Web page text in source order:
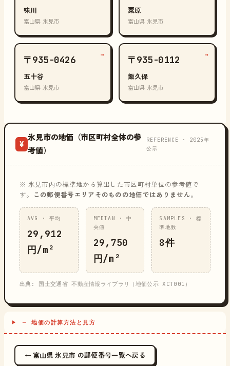
味川
富山県 氷見市
粟原
富山県 氷見市
〒935-0426
五十谷
富山県 氷見市
→ 〒935-0112
飯久保
富山県 氷見市
→
¥
氷見市の地価（市区町村全体の参
考値）
REFERENCE · 2025年
公示
※ 氷見市内の標準地から算出した市区町村単位の参考値で
す。
この郵便番号エリアそのものの地価ではありません。
AVG · 平均
29,912
円/m²
MEDIAN · 中
央値
29,750
円/m²
SAMPLES · 標
準地数
8件
出典: 国土交通省 不動産情報ライブラリ（地価公示 XCT001）
─ 地価の計算方法と見方
← 富山県 氷見市 の郵便番号一覧へ戻る